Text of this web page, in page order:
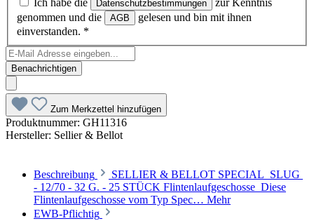
Ich habe die Datenschutzbestimmungen
zur Kenntnis
genommen und die
AGB
gelesen und bin mit ihnen
einverstanden. *
Benachrichtigen
Zum Merkzettel hinzufügen
Produktnummer: GH11316
Hersteller: Sellier & Bellot
Beschreibung
SELLIER & BELLOT SPECIAL SLUG
- 12/70 - 32 G. - 25 STÜCK Flintenlaufgeschosse Diese
Flintenlaufgeschosse vom Typ Spec… Mehr
EWB-Pflichtig